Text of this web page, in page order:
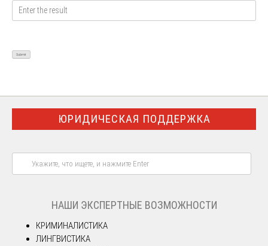
ЮРИДИЧЕСКАЯ ПОДДЕРЖКА
НАШИ ЭКСПЕРТНЫЕ ВОЗМОЖНОСТИ
КРИМИНАЛИСТИКА
ЛИНГВИСТИКА